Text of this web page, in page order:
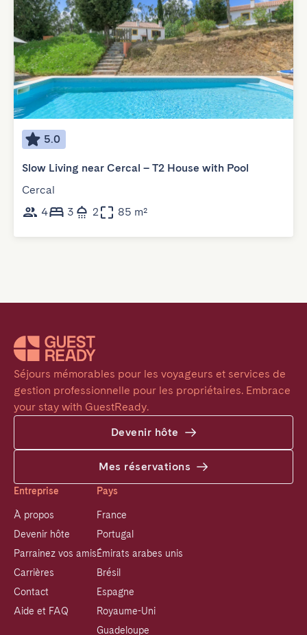
5.0
Slow Living near Cercal – T2 House with Pool
Cercal
4
3 2 85 m²
Séjours mémorables pour les voyageurs et services de
gestion professionnelle pour les propriétaires. Embrace
your stay with GuestReady.
Devenir hôte
Mes réservations
Entreprise
À propos
Devenir hôte
Parrainez vos amis
Carrières
Contact
Aide et FAQ
Pays
France
Portugal
Émirats arabes unis
Brésil
Espagne
Royaume-Uni
Guadeloupe